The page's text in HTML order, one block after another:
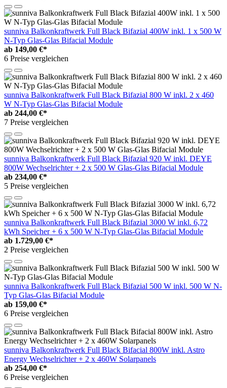
sunniva Balkonkraftwerk Full Black Bifazial 400W inkl. 1 x 500 W
N-Typ Glas-Glas Bifacial Module
ab 149,00 €*
6 Preise vergleichen
sunniva Balkonkraftwerk Full Black Bifazial 800 W inkl. 2 x 460
W N-Typ Glas-Glas Bifacial Module
ab 244,00 €*
7 Preise vergleichen
sunniva Balkonkraftwerk Full Black Bifazial 920 W inkl. DEYE
800W Wechselrichter + 2 x 500 W Glas-Glas Bifacial Module
ab 234,00 €*
5 Preise vergleichen
sunniva Balkonkraftwerk Full Black Bifazial 3000 W inkl. 6,72
kWh Speicher + 6 x 500 W N-Typ Glas-Glas Bifacial Module
ab 1.729,00 €*
2 Preise vergleichen
sunniva Balkonkraftwerk Full Black Bifazial 500 W inkl. 500 W N-
Typ Glas-Glas Bifacial Module
ab 159,00 €*
6 Preise vergleichen
sunniva Balkonkraftwerk Full Black Bifacial 800W inkl. Astro
Energy Wechselrichter + 2 x 460W Solarpanels
ab 254,00 €*
6 Preise vergleichen